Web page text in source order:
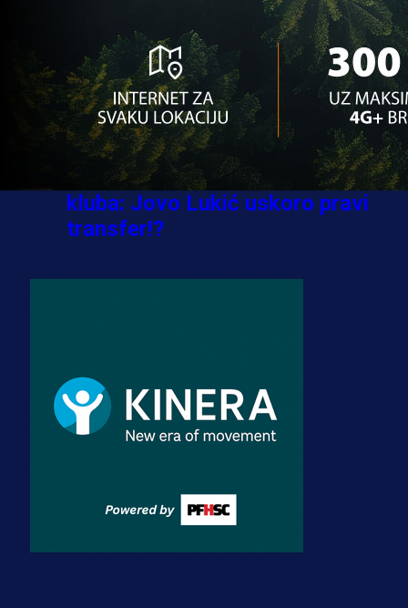
Jovo Lukić ima novi klub: Trener
Cluja praktično potvrdio veliki
transfer!
3 dan 8 h
A Selekcija
Stigla potvrda od predsjednika
kluba: Jovo Lukić uskoro pravi
transfer!?
dres BiH!
3 sedmica 3 dan
Premijer liga BiH
za pranje novca, pretresaju
prostorije FK Borac!